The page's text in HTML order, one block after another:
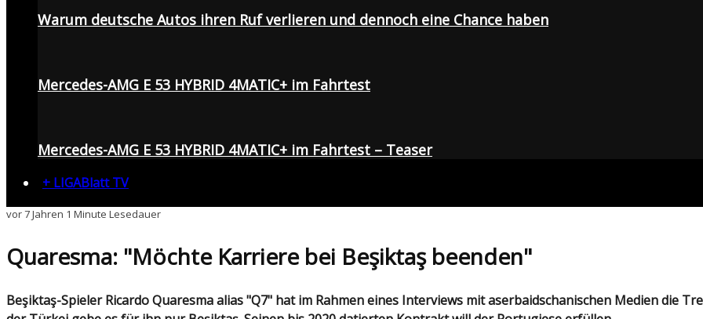
Warum deutsche Autos ihren Ruf verlieren und dennoch eine Chance haben
Mercedes-AMG E 53 HYBRID 4MATIC+ im Fahrtest
Mercedes-AMG E 53 HYBRID 4MATIC+ im Fahrtest – Teaser
+ LIGABlatt TV
vor 7 Jahren 1 Minute Lesedauer
Quaresma: "Möchte Karriere bei Beşiktaş beenden"
Beşiktaş-Spieler Ricardo Quaresma alias "Q7" hat im Rahmen eines Interviews mit aserbaidschanischen Medien die Treue zu den "Schwarzen Adlern" geschworen. In